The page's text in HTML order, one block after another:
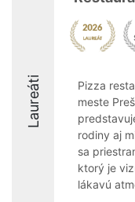
Laureáti
Pizza
meste
rodiny aj
sa
ktorý je
lákavú